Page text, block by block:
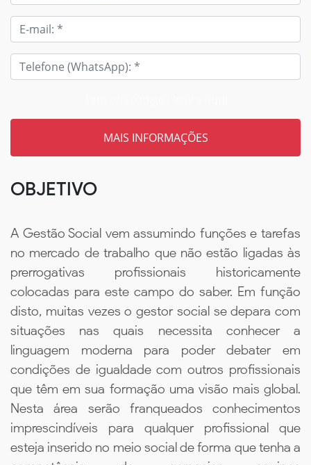
OBJETIVO
A Gestão Social vem assumindo funções e tarefas
no mercado de trabalho que não estão ligadas às
prerrogativas profissionais historicamente
colocadas para este campo do saber. Em função
disto, muitas vezes o gestor social se depara com
situações nas quais necessita conhecer a
linguagem moderna para poder debater em
condições de igualdade com outros profissionais
que têm em sua formação uma visão mais global.
Nesta área serão franqueados conhecimentos
imprescindíveis para qualquer profissional que
esteja inserido no meio social de forma que tenha a